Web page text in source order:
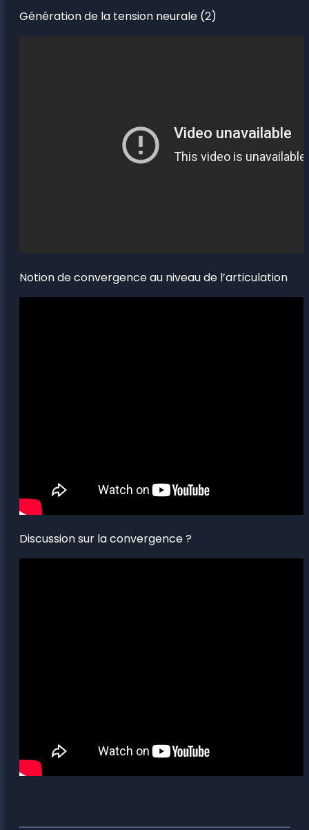
Génération de la tension neurale (2)
Notion de convergence au niveau de l’articulation
Discussion sur la convergence ?